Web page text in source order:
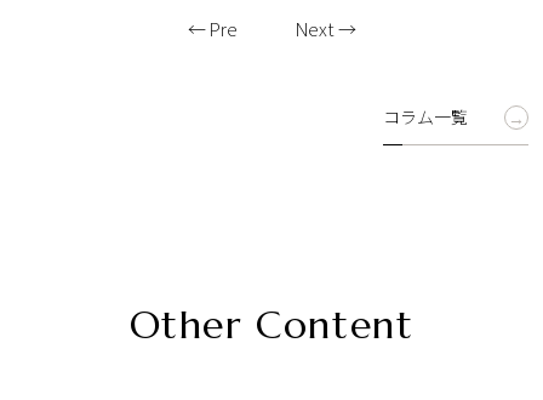
← Pre Next →
コラム一覧
Other Content